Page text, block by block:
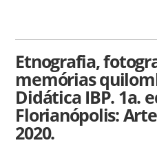
Etnografia,
memórias
Didática IBP. 1a.
Florianópolis:
2020.